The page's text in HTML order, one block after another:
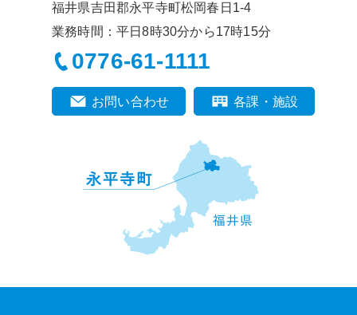
福井県吉田郡永平寺町松岡春日1-4
業務時間：平日8時30分から17時15分
0776-61-1111
お問い合わせ 各課・施設